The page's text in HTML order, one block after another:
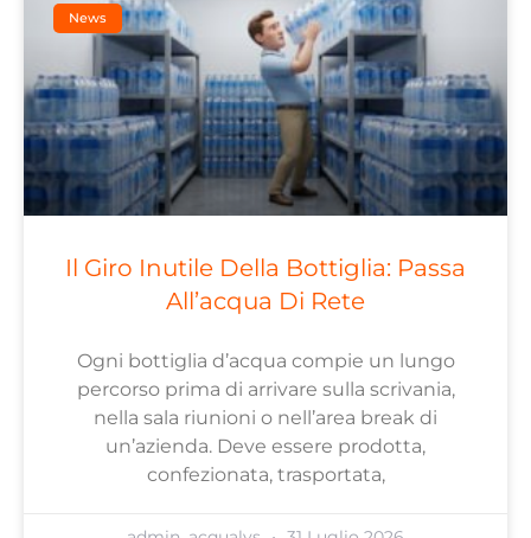
News
Il Giro Inutile Della Bottiglia: Passa
All’acqua Di Rete
Ogni bottiglia d’acqua compie un lungo
percorso prima di arrivare sulla scrivania,
nella sala riunioni o nell’area break di
un’azienda. Deve essere prodotta,
confezionata, trasportata,